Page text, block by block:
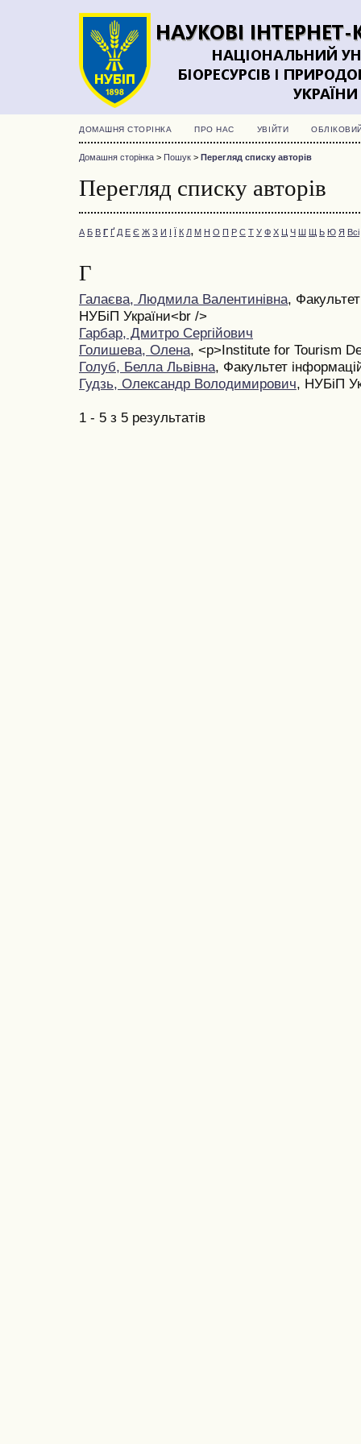
ДОМАШНЯ СТОРІНКА ПРО НАС УВІЙТИ
Домашня сторінка > Пошук > Перегляд списку авторів
Перегляд списку авторів
А Б В Г Ґ Д Е Є Ж З И І Ї К Л М Н О П Р С Т У Ф Х Ц Ч Ш Щ Ь Ю Я Всі
Г
Галаєва, Людмила Валентинівна,
НУБіП України<br />
Гарбар, Дмитро Сергійович
Голишева, Олена, <p>Institute for Tourism
Голуб, Белла Львівна, Факультет
Гудзь, Олександр Володимирович, НУБіП
1 - 5 з 5 результатів